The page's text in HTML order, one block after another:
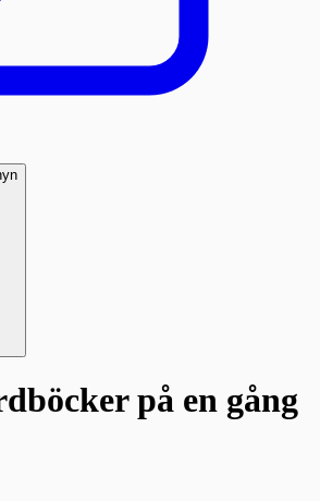
på en gång